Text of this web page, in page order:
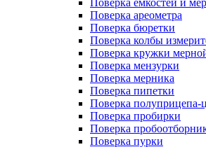
Поверка емкостей и
Поверка ареометра
Поверка бюретки
Поверка колбы
Поверка кружки
Поверка мензурки
Поверка мерника
Поверка пипетки
Поверка полуприцепа-
Поверка пробирки
Поверка
Поверка пурки